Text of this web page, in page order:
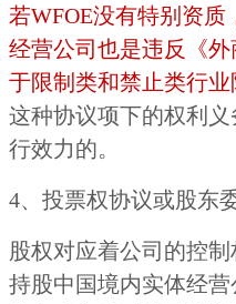
若WFOE没有特别资
经营公司也是违反《
于限制类和禁止类行
这种协议项下的权利
行效力的。
4、投票权协议或股东
股权对应着公司的控
持股中国境内实体经